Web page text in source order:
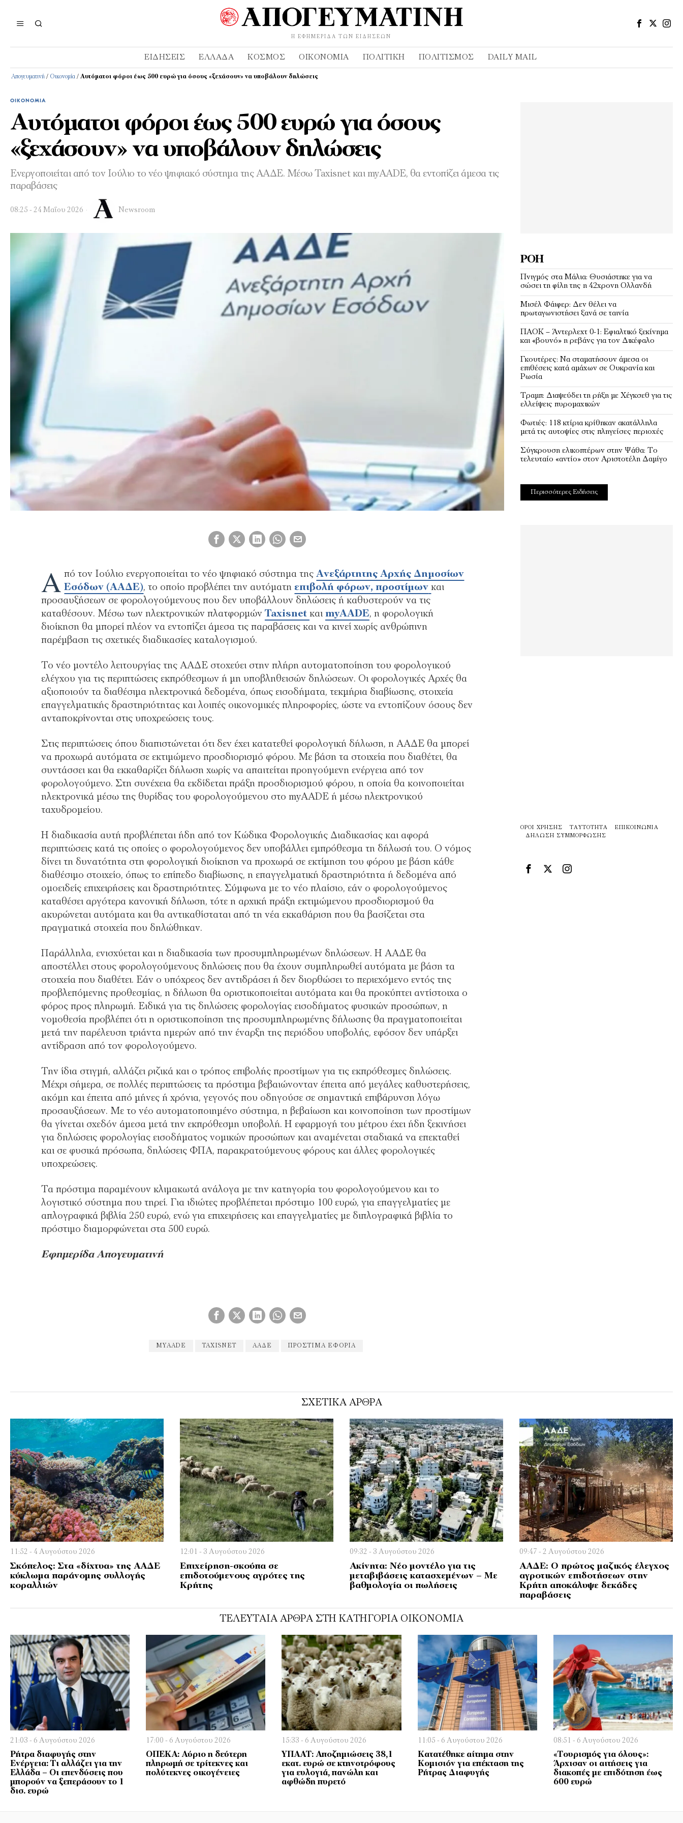
Η ΕΦΗΜΕΡΊΔΑ ΤΩΝ ΕΙΔΉΣΕΩΝ
ΕΙΔΉΣΕΙΣ ΕΛΛΆΔΑ ΚΌΣΜΟΣ ΟΙΚΟΝΟΜΊΑ ΠΟΛΙΤΙΚΉ ΠΟΛΙΤΙΣΜΌΣ DAILY MAIL
Απογευματινή / Οικονομία / Αυτόματοι φόροι έως 500 ευρώ για όσους «ξεχάσουν» να υποβάλουν δηλώσεις
ΟΙΚΟΝΟΜΊΑ
Αυτόματοι φόροι έως 500 ευρώ για όσους
«ξεχάσουν» να υποβάλουν δηλώσεις
Ενεργοποιείται από τον Ιούλιο το νέο ψηφιακό σύστημα της ΑΑΔΕ. Μέσω Taxisnet και myAADE, θα εντοπίζει άμεσα τις
παραβάσεις
08:25 - 24 Μαΐου 2026 Newsroom
Α πό τον Ιούλιο ενεργοποιείται το νέο ψηφιακό σύστημα τηςΑνεξάρτητης Αρχής Δημοσίων
Εσόδων (ΑΑΔΕ), το οποίο προβλέπει την αυτόματη επιβολή φόρων, προστίμων και
προσαυξήσεων σε φορολογούμενους που δεν υποβάλλουν δηλώσεις ή καθυστερούν να τις
καταθέσουν. Μέσω των ηλεκτρονικών πλατφορμών Taxisnet και myAADE, η φορολογική
διοίκηση θα μπορεί πλέον να εντοπίζει άμεσα τις παραβάσεις και να κινεί χωρίς ανθρώπινη
παρέμβαση τις σχετικές διαδικασίες καταλογισμού.
Το νέο μοντέλο λειτουργίας της ΑΑΔΕ στοχεύει στην πλήρη αυτοματοποίηση του φορολογικού
ελέγχου για τις περιπτώσεις εκπρόθεσμων ή μη υποβληθεισών δηλώσεων. Οι φορολογικές Αρχές θα
αξιοποιούν τα διαθέσιμα ηλεκτρονικά δεδομένα, όπως εισοδήματα, τεκμήρια διαβίωσης, στοιχεία
επαγγελματικής δραστηριότητας και λοιπές οικονομικές πληροφορίες, ώστε να εντοπίζουν όσους δεν
ανταποκρίνονται στις υποχρεώσεις τους.
Στις περιπτώσεις όπου διαπιστώνεται ότι δεν έχει κατατεθεί φορολογική δήλωση, η ΑΑΔΕ θα μπορεί
να προχωρά αυτόματα σε εκτιμώμενο προσδιορισμό φόρου. Με βάση τα στοιχεία που διαθέτει, θα
συντάσσει και θα εκκαθαρίζει δήλωση χωρίς να απαιτείται προηγούμενη ενέργεια από τον
φορολογούμενο. Στη συνέχεια θα εκδίδεται πράξη προσδιορισμού φόρου, η οποία θα κοινοποιείται
ηλεκτρονικά μέσω της θυρίδας του φορολογούμενου στο myAADE ή μέσω ηλεκτρονικού
ταχυδρομείου.
Η διαδικασία αυτή προβλέπεται ήδη από τον Κώδικα Φορολογικής Διαδικασίας και αφορά
περιπτώσεις κατά τις οποίες ο φορολογούμενος δεν υποβάλλει εμπρόθεσμα τη δήλωσή του. Ο νόμος
δίνει τη δυνατότητα στη φορολογική διοίκηση να προχωρά σε εκτίμηση του φόρου με βάση κάθε
διαθέσιμο στοιχείο, όπως το επίπεδο διαβίωσης, η επαγγελματική δραστηριότητα ή δεδομένα από
ομοειδείς επιχειρήσεις και δραστηριότητες. Σύμφωνα με το νέο πλαίσιο, εάν ο φορολογούμενος
καταθέσει αργότερα κανονική δήλωση, τότε η αρχική πράξη εκτιμώμενου προσδιορισμού θα
ακυρώνεται αυτόματα και θα αντικαθίσταται από τη νέα εκκαθάριση που θα βασίζεται στα
πραγματικά στοιχεία που δηλώθηκαν.
Παράλληλα, ενισχύεται και η διαδικασία των προσυμπληρωμένων δηλώσεων. Η ΑΑΔΕ θα
αποστέλλει στους φορολογούμενους δηλώσεις που θα έχουν συμπληρωθεί αυτόματα με βάση τα
στοιχεία που διαθέτει. Εάν ο υπόχρεος δεν αντιδράσει ή δεν διορθώσει το περιεχόμενο εντός της
προβλεπόμενης προθεσμίας, η δήλωση θα οριστικοποιείται αυτόματα και θα προκύπτει αντίστοιχα ο
φόρος προς πληρωμή. Ειδικά για τις δηλώσεις φορολογίας εισοδήματος φυσικών προσώπων, η
νομοθεσία προβλέπει ότι η οριστικοποίηση της προσυμπληρωμένης δήλωσης θα πραγματοποιείται
μετά την παρέλευση τριάντα ημερών από την έναρξη της περιόδου υποβολής, εφόσον δεν υπάρξει
αντίδραση από τον φορολογούμενο.
Την ίδια στιγμή, αλλάζει ριζικά και ο τρόπος επιβολής προστίμων για τις εκπρόθεσμες δηλώσεις.
Μέχρι σήμερα, σε πολλές περιπτώσεις τα πρόστιμα βεβαιώνονταν έπειτα από μεγάλες καθυστερήσεις,
ακόμη και έπειτα από μήνες ή χρόνια, γεγονός που οδηγούσε σε σημαντική επιβάρυνση λόγω
προσαυξήσεων. Με το νέο αυτοματοποιημένο σύστημα, η βεβαίωση και κοινοποίηση των προστίμων
θα γίνεται σχεδόν άμεσα μετά την εκπρόθεσμη υποβολή. Η εφαρμογή του μέτρου έχει ήδη ξεκινήσει
για δηλώσεις φορολογίας εισοδήματος νομικών προσώπων και αναμένεται σταδιακά να επεκταθεί
και σε φυσικά πρόσωπα, δηλώσεις ΦΠΑ, παρακρατούμενους φόρους και άλλες φορολογικές
υποχρεώσεις.
Τα πρόστιμα παραμένουν κλιμακωτά ανάλογα με την κατηγορία του φορολογούμενου και το
λογιστικό σύστημα που τηρεί. Για ιδιώτες προβλέπεται πρόστιμο 100 ευρώ, για επαγγελματίες με
απλογραφικά βιβλία 250 ευρώ, ενώ για επιχειρήσεις και επαγγελματίες με διπλογραφικά βιβλία το
πρόστιμο διαμορφώνεται στα 500 ευρώ.
Εφημερίδα Απογευματινή
MYAADE TAXISNET ΑΑΔΕ ΠΡΌΣΤΙΜΑ ΕΦΟΡΊΑ
ΡΟΉ
Πνιγμός στα Μάλια: Θυσιάστηκε για να
σώσει τη φίλη της η 42χρονη Ολλανδή
Μισέλ Φάιφερ: Δεν θέλει να
πρωταγωνιστήσει ξανά σε ταινία
ΠΑΟΚ – Άντερλεχτ 0-1: Εφιαλτικό ξεκίνημα
και «βουνό» η ρεβάνς για τον Δικέφαλο
Γκουτέρες: Να σταματήσουν άμεσα οι
επιθέσεις κατά αμάχων σε Ουκρανία και
Ρωσία
Τραμπ: Διαψεύδει τη ρήξη με Χέγκσεθ για τις
ελλείψεις πυρομαχικών
Φωτιές: 118 κτίρια κρίθηκαν ακατάλληλα
μετά τις αυτοψίες στις πληγείσες περιοχές
Σύγκρουση ελικοπτέρων στην Ψάθα: Tο
τελευταίο «αντίο» στον Αριστοτέλη Δαμίγο
Περισσότερες Ειδήσεις
ΌΡΟΙ ΧΡΉΣΗΣ ΤΑΥΤΌΤΗΤΑ
ΕΠΙΚΟΙΝΩΝΊΑ
ΔΉΛΩΣΗ ΣΥΜΜΌΡΦΩΣΗΣ
ΣΧΕΤΙΚΑ ΑΡΘΡΑ
11:52 - 4 Αυγούστου 2026
Σκόπελος: Στα «δίχτυα» της ΑΑΔΕ
κύκλωμα παράνομης συλλογής
κοραλλιών
12:01 - 3 Αυγούστου 2026
Επιχείρηση-σκούπα σε
επιδοτούμενους αγρότες της
Κρήτης
09:32 - 3 Αυγούστου 2026
Ακίνητα: Νέο μοντέλο για τις
μεταβιβάσεις κατασχεμένων – Με
βαθμολογία οι πωλήσεις
09:47 - 2 Αυγούστου 2026
ΑΑΔΕ: Ο πρώτος μαζικός έλεγχος
αγροτικών επιδοτήσεων στην
Κρήτη αποκάλυψε δεκάδες
παραβάσεις
ΤΕΛΕΥΤΑΊΑ ΆΡΘΡΑ ΣΤΗ ΚΑΤΗΓΟΡΊΑ ΟΙΚΟΝΟΜΊΑ
21:03 - 6 Αυγούστου 2026
Ρήτρα διαφυγής στην
Ενέργεια: Τι αλλάζει για την
Ελλάδα – Οι επενδύσεις που
μπορούν να ξεπεράσουν το 1
δισ. ευρώ
17:00 - 6 Αυγούστου 2026
ΟΠΕΚΑ: Αύριο η δεύτερη
πληρωμή σε τρίτεκνες και
πολύτεκνες οικογένειες
15:33 - 6 Αυγούστου 2026
ΥΠΑΑΤ: Αποζημιώσεις 38,1
εκατ. ευρώ σε κτηνοτρόφους
για ευλογιά, πανώλη και
αφθώδη πυρετό
11:05 - 6 Αυγούστου 2026
Κατατέθηκε αίτημα στην
Κομισιόν για επέκταση της
Ρήτρας Διαφυγής
08:51 - 6 Αυγούστου 2026
«Τουρισμός για όλους»:
Άρχισαν οι αιτήσεις για
διακοπές με επιδότηση έως
600 ευρώ